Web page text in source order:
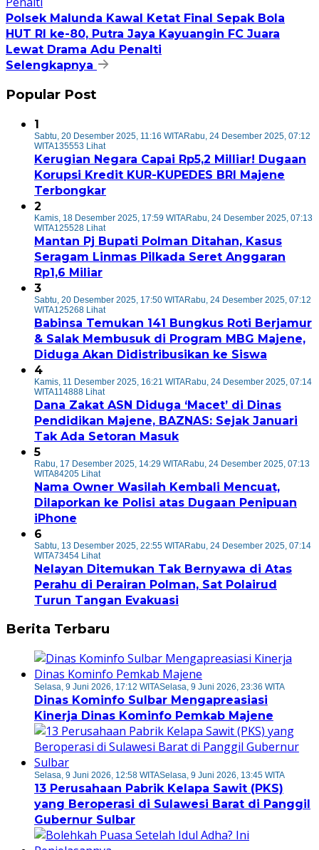
Polsek Malunda Kawal Ketat Final Sepak Bola
HUT RI ke-80, Putra Jaya Kayuangin FC Juara
Lewat Drama Adu Penalti
Selengkapnya
Popular Post
1
Sabtu, 20 Desember 2025, 11:16 WITARabu, 24 Desember 2025, 07:12
WITA135553 Lihat
Kerugian Negara Capai Rp5,2 Milliar! Dugaan
Korupsi Kredit KUR-KUPEDES BRI Majene
Terbongkar
2
Kamis, 18 Desember 2025, 17:59 WITARabu, 24 Desember 2025, 07:13
WITA125528 Lihat
Mantan Pj Bupati Polman Ditahan, Kasus
Seragam Linmas Pilkada Seret Anggaran
Rp1,6 Miliar
3
Sabtu, 20 Desember 2025, 17:50 WITARabu, 24 Desember 2025, 07:12
WITA125268 Lihat
Babinsa Temukan 141 Bungkus Roti Berjamur
& Salak Membusuk di Program MBG Majene,
Diduga Akan Didistribusikan ke Siswa
4
Kamis, 11 Desember 2025, 16:21 WITARabu, 24 Desember 2025, 07:14
WITA114888 Lihat
Dana Zakat ASN Diduga ‘Macet’ di Dinas
Pendidikan Majene, BAZNAS: Sejak Januari
Tak Ada Setoran Masuk
5
Rabu, 17 Desember 2025, 14:29 WITARabu, 24 Desember 2025, 07:13
WITA84205 Lihat
Nama Owner Wasilah Kembali Mencuat,
Dilaporkan ke Polisi atas Dugaan Penipuan
iPhone
6
Sabtu, 13 Desember 2025, 22:55 WITARabu, 24 Desember 2025, 07:14
WITA73454 Lihat
Nelayan Ditemukan Tak Bernyawa di Atas
Perahu di Perairan Polman, Sat Polairud
Turun Tangan Evakuasi
Berita Terbaru
Selasa, 9 Juni 2026, 17:12 WITASelasa, 9 Juni 2026, 23:36 WITA
Dinas Kominfo Sulbar Mengapreasiasi
Kinerja Dinas Kominfo Pemkab Majene
Selasa, 9 Juni 2026, 12:58 WITASelasa, 9 Juni 2026, 13:45 WITA
13 Perusahaan Pabrik Kelapa Sawit (PKS)
yang Beroperasi di Sulawesi Barat di Panggil
Gubernur Sulbar